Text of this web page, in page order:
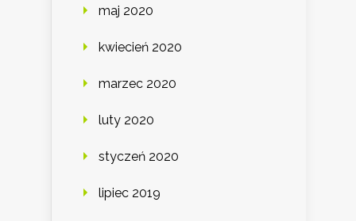
maj 2020
kwiecień 2020
marzec 2020
luty 2020
styczeń 2020
lipiec 2019